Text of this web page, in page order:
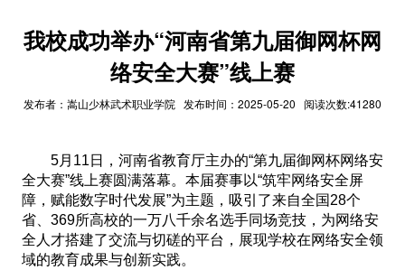
我校成功举办“河南省第九届御网杯网
络安全大赛”线上赛
发布者：嵩山少林武术职业学院 发布时间：2025-05-20 阅读次数:41280
5月11日，河南省教育厅主办的“第九届御网杯网络安
全大赛”线上赛圆满落幕。本届赛事以“筑牢网络安全屏
障，赋能数字时代发展”为主题，吸引了来自全国28个
省、369所高校的一万八千余名选手同场竞技，为网络安
全人才搭建了交流与切磋的平台，展现学校在网络安全领
域的教育成果与创新实践。